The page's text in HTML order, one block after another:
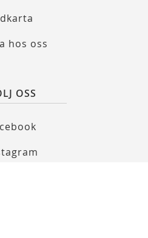
hos oss
OSS